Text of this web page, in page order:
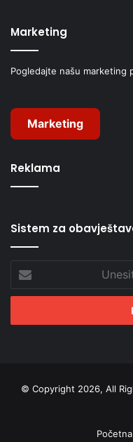
Marketing
Pogledajte našu marketing
Marketing
Reklama
Sistem za
Email
adresu
© Copyright 2026, All
Početna